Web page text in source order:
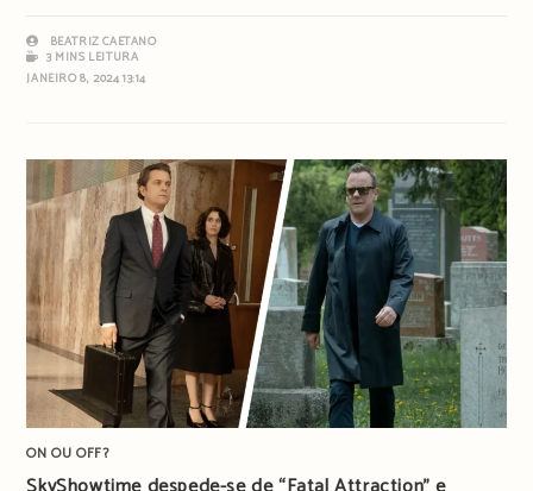
BEATRIZ CAETANO
3 MINS LEITURA
JANEIRO 8, 2024 13:14
ON OU OFF?